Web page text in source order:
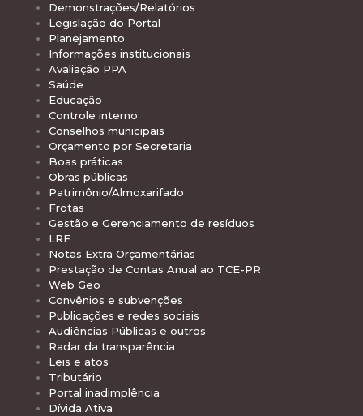
Demonstrações/Relatórios
Legislação do Portal
Planejamento
Informações institucionais
Avaliação PPA
Saúde
Educação
Controle interno
Conselhos municipais
Orçamento por Secretaria
Boas práticas
Obras públicas
Patrimônio/Almoxarifado
Frotas
Gestão e Gerenciamento de resíduos
LRF
Notas Extra Orçamentárias
Prestação de Contas Anual ao TCE-PR
Web Geo
Convênios e subvenções
Publicações e redes sociais
Audiências Públicas e outros
Radar da transparência
Leis e atos
Tributário
Portal inadimplência
Dívida Ativa